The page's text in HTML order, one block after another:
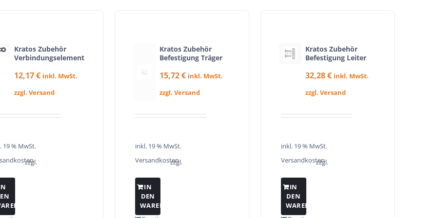
Kratos Zubehör
Verbindungselement
12,17€ inkl. MwSt.
zzgl. Versand
19 % MwSt.
zzgl.
Kratos Zubehör
Befestigung Träger
15,72€ inkl. MwSt.
zzgl. Versand
inkl. 19 % MwSt.
zzgl.
Versandkosten
IN
DEN
WARENKORB
Kratos Zubehör
Befestigung Leiter
32,28€ inkl. MwSt.
zzgl. Versand
inkl. 19 % MwSt.
zzgl.
Versandkosten
IN
DEN
WARENKORB